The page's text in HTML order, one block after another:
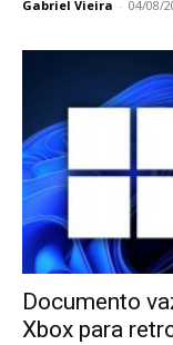
Gabriel Vieira - 04/08/
Documento
Xbox para